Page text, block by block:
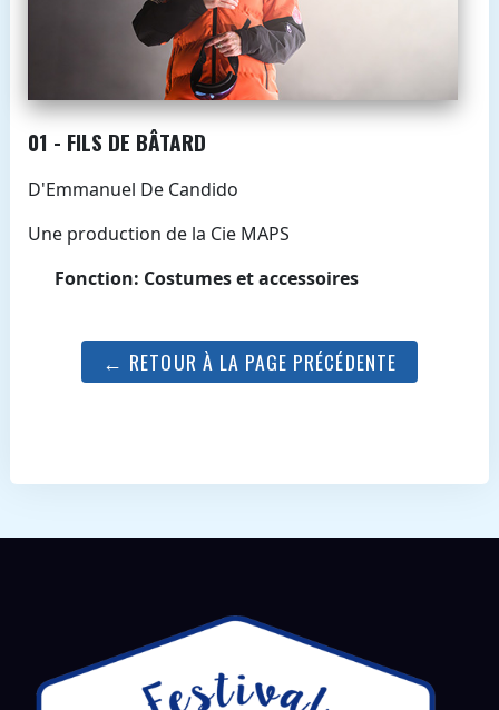
01 - FILS DE BÂTARD
D'Emmanuel De Candido
Une production de la Cie MAPS
Fonction: Costumes et accessoires
← RETOUR À LA PAGE PRÉCÉDENTE